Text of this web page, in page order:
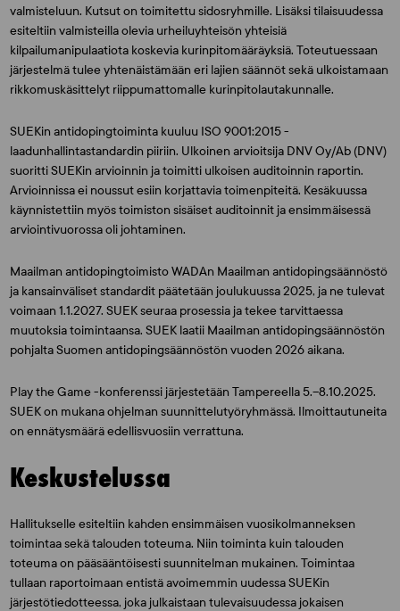
valmisteluun. Kutsut on toimitettu sidosryhmille. Lisäksi tilaisuudessa
esiteltiin valmisteilla olevia urheiluyhteisön yhteisiä
kilpailumanipulaatiota koskevia kurinpitomääräyksiä. Toteutuessaan
järjestelmä tulee yhtenäistämään eri lajien säännöt sekä ulkoistamaan
rikkomuskäsittelyt riippumattomalle kurinpitolautakunnalle.
SUEKin antidopingtoiminta kuuluu ISO 9001:2015 -
laadunhallintastandardin piiriin. Ulkoinen arvioitsija DNV Oy/Ab (DNV)
suoritti SUEKin arvioinnin ja toimitti ulkoisen auditoinnin raportin.
Arvioinnissa ei noussut esiin korjattavia toimenpiteitä. Kesäkuussa
käynnistettiin myös toimiston sisäiset auditoinnit ja ensimmäisessä
arviointivuorossa oli johtaminen.
Maailman antidopingtoimisto WADAn Maailman antidopingsäännöstö
ja kansainväliset standardit päätetään joulukuussa 2025, ja ne tulevat
voimaan 1.1.2027. SUEK seuraa prosessia ja tekee tarvittaessa
muutoksia toimintaansa. SUEK laatii Maailman antidopingsäännöstön
pohjalta Suomen antidopingsäännöstön vuoden 2026 aikana.
Play the Game -konferenssi järjestetään Tampereella 5.–8.10.2025.
SUEK on mukana ohjelman suunnittelutyöryhmässä. Ilmoittautuneita
on ennätysmäärä edellisvuosiin verrattuna.
Keskustelussa
Hallitukselle esiteltiin kahden ensimmäisen vuosikolmanneksen
toimintaa sekä talouden toteuma. Niin toiminta kuin talouden
toteuma on pääsääntöisesti suunnitelman mukainen. Toimintaa
tullaan raportoimaan entistä avoimemmin uudessa SUEKin
järjestötiedotteessa, joka julkaistaan tulevaisuudessa jokaisen